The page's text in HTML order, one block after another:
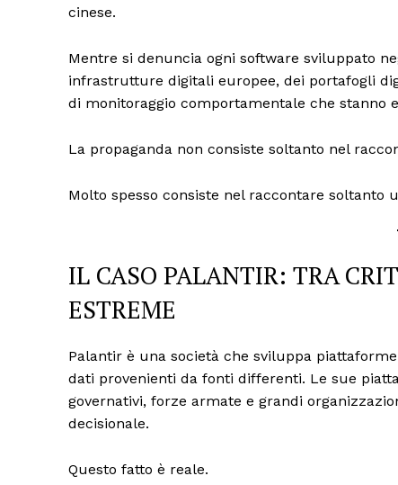
cinese.
Mentre si denuncia ogni software sviluppato
infrastrutture digitali europee, dei portafogli
di monitoraggio comportamentale che stanno
La propaganda non consiste soltanto nel
Molto spesso consiste nel raccontare soltanto
IL CASO PALANTIR: TRA
ESTREME
Palantir è una società che sviluppa
dati provenienti da fonti differenti. Le sue
governativi, forze armate e grandi
decisionale.
Questo fatto è reale.